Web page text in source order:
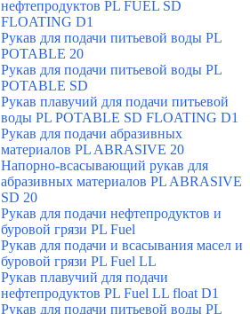
нефтепродуктов PL FUEL SD
FLOATING D1
Рукав для подачи питьевой воды PL
POTABLE 20
Рукав для подачи питьевой воды PL
POTABLE SD
Рукав плавучий для подачи питьевой
воды PL POTABLE SD FLOATING D1
Рукав для подачи абразивных
материалов PL ABRASIVE 20
Напорно-всасывающий рукав для
абразивных материалов PL ABRASIVE
SD 20
Рукав для подачи нефтепродуктов и
буровой грязи PL Fuel
Рукав для подачи и всасывания масел и
буровой грязи PL Fuel LL
Рукав плавучий для подачи
нефтепродуктов PL Fuel LL float D1
Рукав для подачи питьевой воды PL